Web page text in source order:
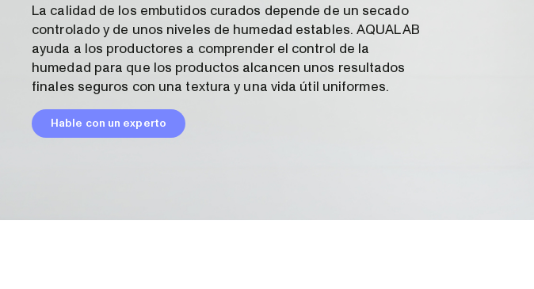
La calidad de los embutidos curados depende de un secado
controlado y de unos niveles de humedad estables. AQUALAB
ayuda a los productores a comprender el control de la
humedad para que los productos alcancen unos resultados
finales seguros con una textura y una vida útil uniformes.
Hable con un experto